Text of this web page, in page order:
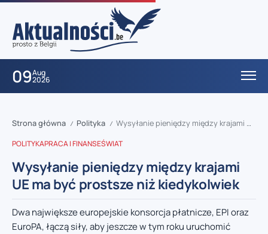
09Aug
2026
Strona główna / Polityka / Wysyłanie pieniędzy między krajami UE ma być prostsze niż kiedykolwiek
POLITYKAPRACA I FINANSEŚWIAT
Wysyłanie pieniędzy między krajami
UE ma być prostsze niż kiedykolwiek
Dwa największe europejskie konsorcja płatnicze, EPI oraz
EuroPA, łączą siły, aby jeszcze w tym roku uruchomić